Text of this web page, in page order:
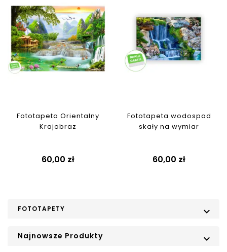
Fototapeta Orientalny
Krajobraz
Cena
60,00 zł
Fototapeta wodospad
skały na wymiar
Cena
60,00 zł
FOTOTAPETY 
Najnowsze Produkty 